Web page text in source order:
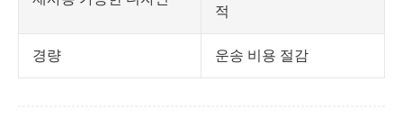
적
경량 운송 비용 절감